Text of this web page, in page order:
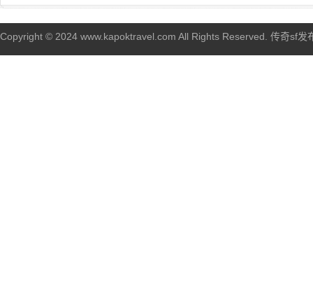
Copyright © 2024 www.kapoktravel.com All Rights Reserved. 传奇sf发